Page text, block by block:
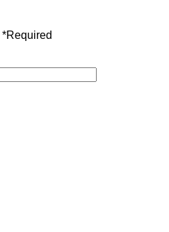
*Required